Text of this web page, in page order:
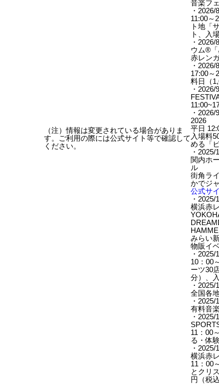
（注）情報は変更されている場合がありま
す。ご利用の際には公式サイト等で確認して
ください。
音楽フ
・
11:00～
ト地「
ト、入
・
ウム®
赤レン
・
17:00～
料日（
・
・
2026
平日
入場料
める「
・
関内ホ
ル
街角ラ
かでジ
公式サ
・
横浜赤
みらい
物販イ
・
10：00
ーツ30
分）、
・
全国各
・
有料音
・
11：00
る・体
・
横浜赤
11：00
とクリ
円（税